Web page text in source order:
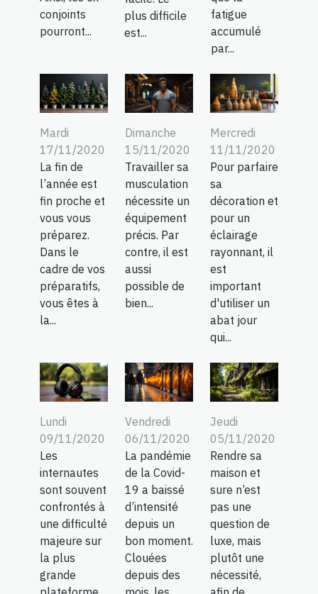
conjoints
pourront...
plus difficile
est...
fatigue
accumulé
par...
Mardi
17/11/2020
La fin de
l’année est
fin proche et
vous vous
préparez.
Dans le
cadre de vos
préparatifs,
vous êtes à
la...
Dimanche
15/11/2020
Travailler sa
musculation
nécessite un
équipement
précis. Par
contre, il est
aussi
possible de
bien...
Mercredi
11/11/2020
Pour parfaire
sa
décoration et
pour un
éclairage
rayonnant, il
est
important
d'utiliser un
abat jour
qui...
Lundi
09/11/2020
Les
internautes
sont souvent
confrontés à
une difficulté
majeure sur
la plus
grande
Vendredi
06/11/2020
La pandémie
de la Covid-
19 a baissé
d’intensité
depuis un
bon moment.
Clouées
depuis des
Jeudi
05/11/2020
Rendre sa
maison et
sure n’est
pas une
question de
luxe, mais
plutôt une
nécessité,